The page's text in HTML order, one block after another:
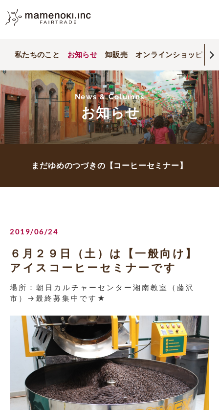
私たちのこと お知らせ 卸販売 オンラインショッピング
News & Columns
お知らせ
まだゆめのつづきの【コーヒーセミナー】
2019/06/24
６月２９日（土）は【一般向け】
アイスコーヒーセミナーです
場所：朝日カルチャーセンター湘南教室（藤沢
市）→最終募集中です★